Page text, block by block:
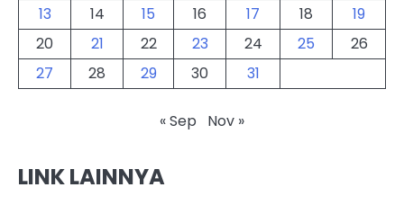
13
14 15 16 17 18
19
20
21 22 23 24 25
26
27
28 29 30 31
« Sep Nov »
LINK LAINNYA